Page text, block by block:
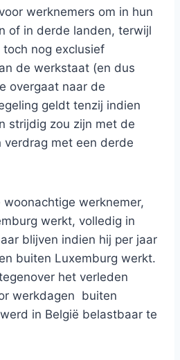
werknemers om in hun
of in derde landen, terwijl
nog exclusief
de werkstaat (en dus
overgaat naar de
geldt tenzij indien
strijdig zou zijn met de
verdrag met een derde
woonachtige werknemer,
werkt, volledig in
blijven indien hij per jaar
buiten Luxemburg werkt.
het verleden
werkdagen buiten
in België belastbaar te